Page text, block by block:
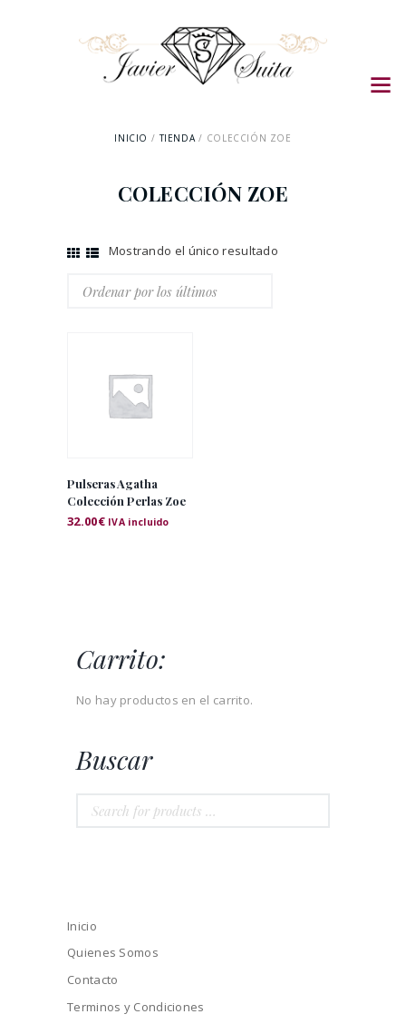
INICIO TIENDA COLECCIÓN ZOE
COLECCIÓN ZOE
Mostrando el único resultado
Pulseras Agatha
Colección Perlas Zoe
32.00€ IVA incluido
Carrito:
No hay productos en el carrito.
Buscar
Inicio
Quienes Somos
Contacto
Terminos y Condiciones